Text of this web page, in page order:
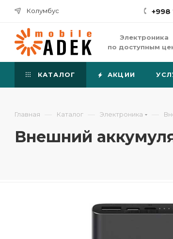
Колумбус +998
Электроника
по доступным
КАТАЛОГ АКЦИИ
Главная — Каталог — Электроника —
Внешний